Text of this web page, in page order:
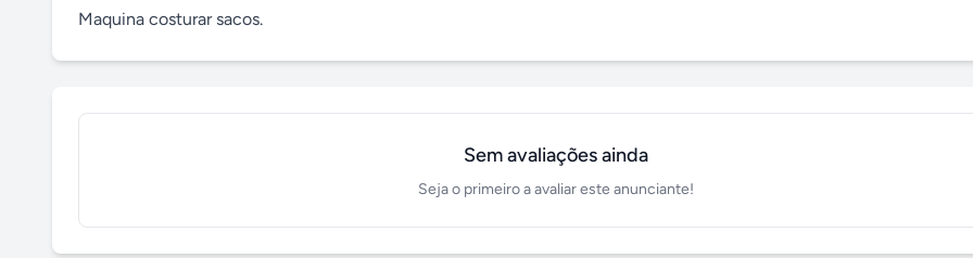
Maquina costurar sacos.
Sem avaliações ainda
Seja o primeiro a avaliar este anunciante!